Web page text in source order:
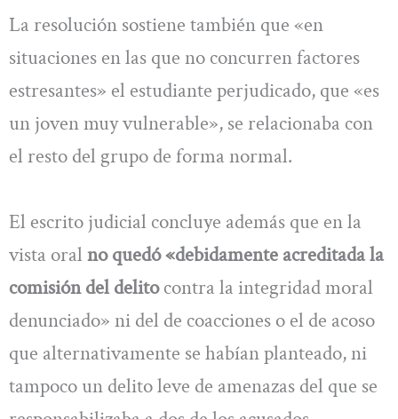
La resolución sostiene también que «en
situaciones en las que no concurren factores
estresantes» el estudiante perjudicado, que «es
un joven muy vulnerable», se relacionaba con
el resto del grupo de forma normal.
El escrito judicial concluye además que en la
vista oral no quedó «debidamente acreditada la
comisión del delitocontra la integridad moral
denunciado» ni del de coacciones o el de acoso
que alternativamente se habían planteado, ni
tampoco un delito leve de amenazas del que se